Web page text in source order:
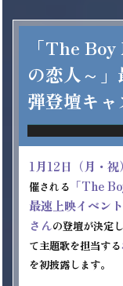
「The
の恋人～
弾登壇キャ
1月12日（月・祝）
催される 「The
最速上映イベント
さんの登壇が決定
て主題歌を担当する
を初披露します。